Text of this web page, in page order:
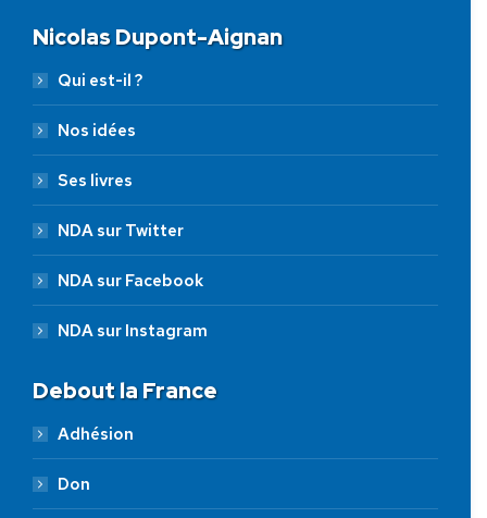
Nicolas Dupont-Aignan
Qui est-il ?
Nos idées
Ses livres
NDA sur Twitter
NDA sur Facebook
NDA sur Instagram
Debout la France
Adhésion
Don